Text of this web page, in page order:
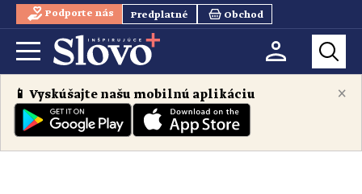
Podporte nás Predplatné Obchod
×
📱 Vyskúšajte našu mobilnú aplikáciu